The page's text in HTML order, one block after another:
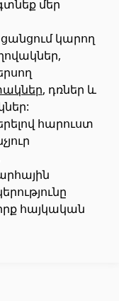
(5)
մեր
կարող
, դռներ և
հարուստ
հայկական